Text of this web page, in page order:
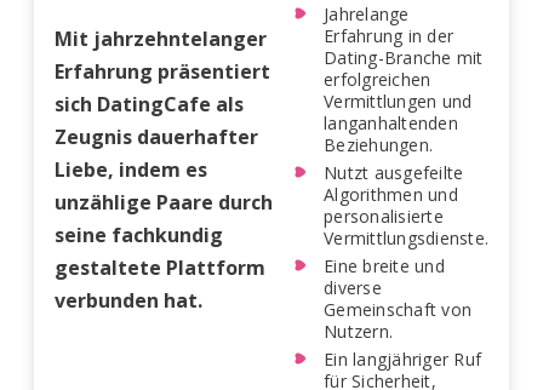
Mit jahrzehntelanger
Erfahrung präsentiert
sich DatingCafe als
Zeugnis dauerhafter
Liebe, indem es
unzählige Paare durch
seine fachkundig
gestaltete Plattform
verbunden hat.
Jahrelange
Erfahrung in der
Dating-Branche mit
erfolgreichen
Vermittlungen und
langanhaltenden
Beziehungen.
Nutzt ausgefeilte
Algorithmen und
personalisierte
Vermittlungsdienste.
Eine breite und
diverse
Gemeinschaft von
Nutzern.
Ein langjähriger Ruf
für Sicherheit,